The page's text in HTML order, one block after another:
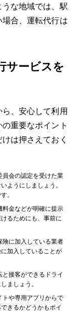
な地域では、駅
合、運転代行は
サービスを
、安心して利用
重要なポイント
は押さえておく
員会の認定を受けた業
ようにしましょう。
。
料金などが明確に提示
るためにも、事前に
険に加入している業者
加入していることが
接客ができるドライ
ましょう。
トや専用アプリからで
きるかどうかもポイ